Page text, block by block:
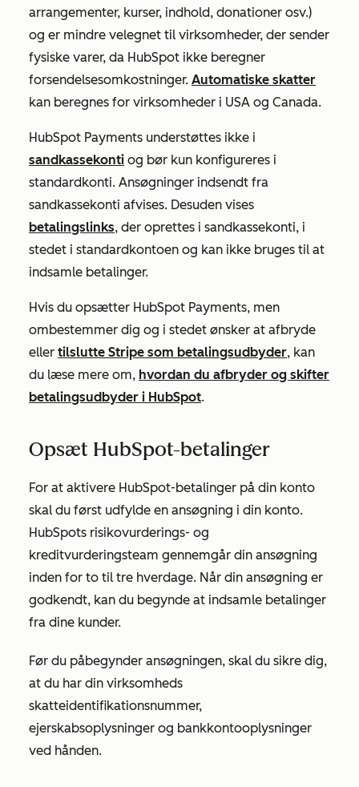
arrangementer, kurser, indhold, donationer osv.)
og er mindre velegnet til virksomheder, der sender
fysiske varer, da HubSpot ikke beregner
forsendelsesomkostninger. Automatiske skatter
kan beregnes for virksomheder i USA og Canada.
HubSpot Payments understøttes ikke i
sandkassekonti og bør kun konfigureres i
standardkonti. Ansøgninger indsendt fra
sandkassekonti afvises. Desuden vises
betalingslinks, der oprettes i sandkassekonti, i
stedet i standardkontoen og kan ikke bruges til at
indsamle betalinger.
Hvis du opsætter HubSpot Payments, men
ombestemmer dig og i stedet ønsker at afbryde
eller tilslutte Stripe som betalingsudbyder, kan
du læse mere om, hvordan du afbryder og skifter
betalingsudbyder i HubSpot.
Opsæt HubSpot-betalinger
For at aktivere HubSpot-betalinger på din konto
skal du først udfylde en ansøgning i din konto.
HubSpots risikovurderings- og
kreditvurderingsteam gennemgår din ansøgning
inden for to til tre hverdage. Når din ansøgning er
godkendt, kan du begynde at indsamle betalinger
fra dine kunder.
Før du påbegynder ansøgningen, skal du sikre dig,
at du har din virksomheds
skatteidentifikationsnummer,
ejerskabsoplysninger og bankkontooplysninger
ved hånden.